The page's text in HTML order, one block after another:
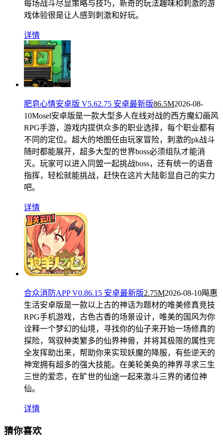
每场战斗尽显策略与技巧，新奇的玩法趣味和刺激的游
戏体验很是让人感到刺激和好玩。
详情
肥皂心情安卓版 V5.62.75 安卓最新版86.5M2026-08-
10Mosel安卓版是一款大型多人在线对战的西方魔幻画风
RPG手游，游戏内提供众多的职业选择，每个职业都有
不同的定位。超大的地图任由玩家冒险，刺激的pk战斗
随时都能展开，超多大型的世界boss必须组队才能消
灭。玩家可以进入同盟一起挑战boss，还有统一的语音
指挥，轻松就能挑战，赶快在这片大陆彰显自己的实力
吧。
详情
合众消防APP V0.86.15 安卓最新版2.75M2026-08-10飚惠
生活安卓版是一款以上古的神话为题材的唯美修真竞技
RPG手机游戏，古色古香的场景设计，唯美的国风为你
诠释一个梦幻的仙境，寻找你的仙子来开始一场修真的
探险，驾驭种类繁多的仙界神兽，并将其极限的属性完
全发挥助出来，帮助你来实现妖魔的降服，有些逆天的
神宠拥有超多的强大技能。在美轮美奂的神界寻求三生
三世的爱恋，在旷世的仙途一起来激斗三界的诸位神
仙。
详情
猜你喜欢